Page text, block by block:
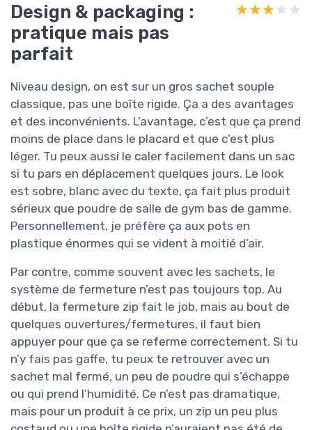
Design & packaging :
pratique mais pas
parfait
★★★★★
★★★★★
Niveau design, on est sur un gros sachet souple
classique, pas une boîte rigide. Ça a des avantages
et des inconvénients. L’avantage, c’est que ça prend
moins de place dans le placard et que c’est plus
léger. Tu peux aussi le caler facilement dans un sac
si tu pars en déplacement quelques jours. Le look
est sobre, blanc avec du texte, ça fait plus produit
sérieux que poudre de salle de gym bas de gamme.
Personnellement, je préfère ça aux pots en
plastique énormes qui se vident à moitié d’air.
Par contre, comme souvent avec les sachets, le
système de fermeture n’est pas toujours top. Au
début, la fermeture zip fait le job, mais au bout de
quelques ouvertures/fermetures, il faut bien
appuyer pour que ça se referme correctement. Si tu
n’y fais pas gaffe, tu peux te retrouver avec un
sachet mal fermé, un peu de poudre qui s’échappe
ou qui prend l’humidité. Ce n’est pas dramatique,
mais pour un produit à ce prix, un zip un peu plus